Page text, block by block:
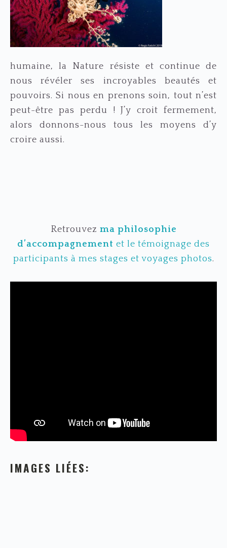
humaine, la Nature résiste et continue de
nous révéler ses incroyables beautés et
pouvoirs. Si nous en prenons soin, tout n’est
peut-être pas perdu ! J’y croit fermement,
alors donnons-nous tous les moyens d’y
croire aussi.
Retrouvez ma philosophie
d’accompagnement et le témoignage des
participants à mes stages et voyages photos.
IMAGES LIÉES: